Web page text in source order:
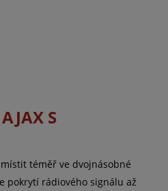
S
téměř ve dvojnásobné
pokrytí rádiového signálu až